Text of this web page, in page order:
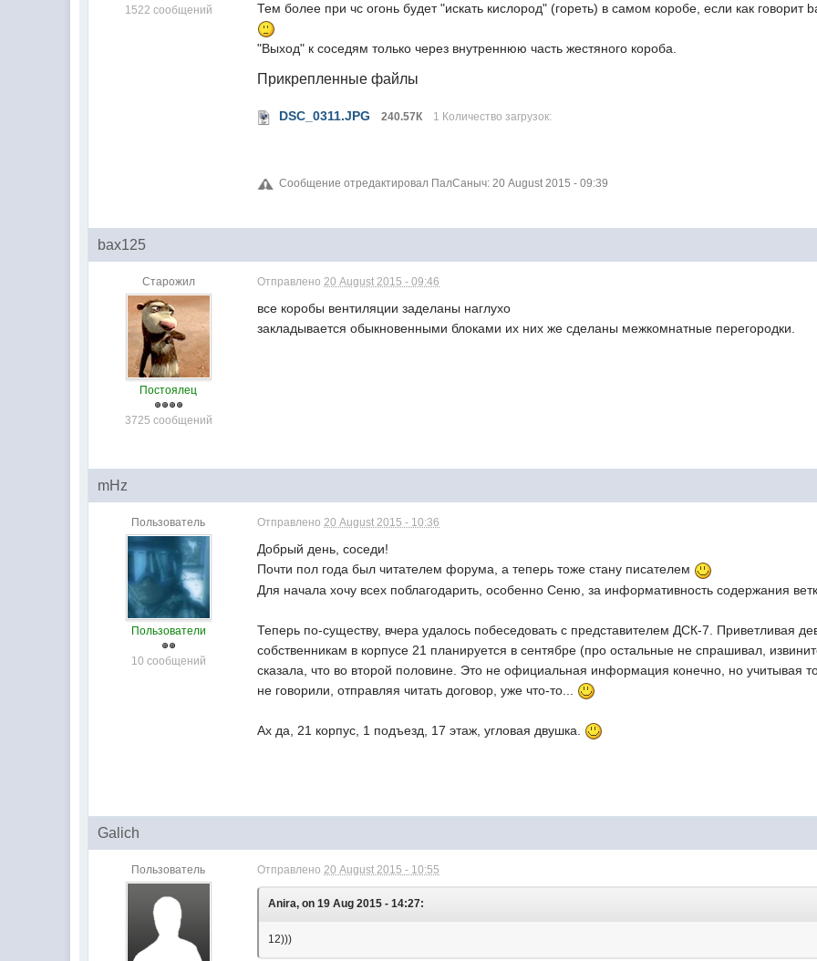
1522 сообщений
Тем более при чс огонь будет "искать кислород" (гореть) в самом коробе, если как
"Выход" к соседям только через внутреннюю часть жестяного короба.
Прикрепленные файлы
DSC_0311.JPG 240.57К 1 Количество загрузок:
Сообщение отредактировал ПалСаныч: 20 August 2015 - 09:39
bax125
Старожил
Постоялец
3725 сообщений
Отправлено20 August 2015 - 09:46
все коробы вентиляции заделаны наглухо
закладывается обыкновенными блоками их них же сделаны межкомнатные перегородки.
mHz
Пользователь
Пользователи
10 сообщений
Отправлено20 August 2015 - 10:36
Добрый день, соседи!
Почти пол года был читателем форума, а теперь тоже стану писателем
Для начала хочу всех поблагодарить, особенно Сеню, за информативность содержания
Теперь по-существу, вчера удалось побеседовать с представителем ДСК-7. Приветливая
собственникам в корпусе 21 планируется в сентябре (про остальные не спрашивал,
сказала, что во второй половине. Это не официальная информация конечно, но учитывая
не говорили, отправляя читать договор, уже что-то...
Ах да, 21 корпус, 1 подъезд, 17 этаж, угловая двушка.
Galich
Пользователь Отправлено20 August 2015 - 10:55
Anira, on 19 Aug 2015 - 14:27:
12)))